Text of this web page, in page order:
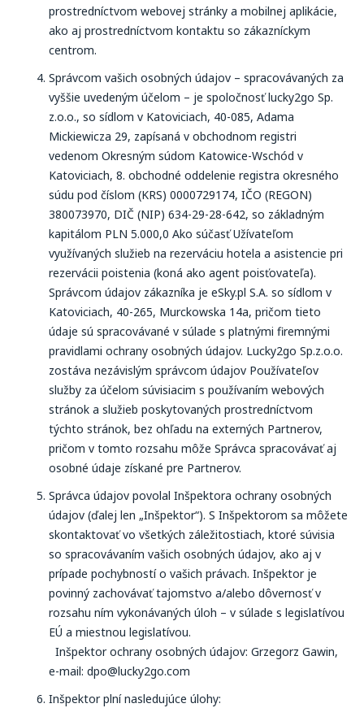
prostredníctvom webovej stránky a mobilnej aplikácie,
ako aj prostredníctvom kontaktu so zákazníckym
centrom.
Správcom vašich osobných údajov – spracovávaných za
vyššie uvedeným účelom – je spoločnosť lucky2go Sp.
z.o.o., so sídlom v Katoviciach, 40-085, Adama
Mickiewicza 29, zapísaná v obchodnom registri
vedenom Okresným súdom Katowice-Wschód v
Katoviciach, 8. obchodné oddelenie registra okresného
súdu pod číslom (KRS) 0000729174, IČO (REGON)
380073970, DIČ (NIP) 634-29-28-642, so základným
kapitálom PLN 5.000,0 Ako súčasť Užívateľom
využívaných služieb na rezerváciu hotela a asistencie pri
rezervácii poistenia (koná ako agent poisťovateľa).
Správcom údajov zákazníka je eSky.pl S.A. so sídlom v
Katoviciach, 40-265, Murckowska 14a, pričom tieto
údaje sú spracovávané v súlade s platnými firemnými
pravidlami ochrany osobných údajov. Lucky2go Sp.z.o.o.
zostáva nezávislým správcom údajov Používateľov
služby za účelom súvisiacim s používaním webových
stránok a služieb poskytovaných prostredníctvom
týchto stránok, bez ohľadu na externých Partnerov,
pričom v tomto rozsahu môže Správca spracovávať aj
osobné údaje získané pre Partnerov.
Správca údajov povolal Inšpektora ochrany osobných
údajov (ďalej len „Inšpektor“). S Inšpektorom sa môžete
skontaktovať vo všetkých záležitostiach, ktoré súvisia
so spracovávaním vašich osobných údajov, ako aj v
prípade pochybností o vašich právach. Inšpektor je
povinný zachovávať tajomstvo a/alebo dôvernosť v
rozsahu ním vykonávaných úloh – v súlade s legislatívou
EÚ a miestnou legislatívou.
Inšpektor ochrany osobných údajov: Grzegorz Gawin,
e-mail: dpo@lucky2go.com
Inšpektor plní nasledujúce úlohy: